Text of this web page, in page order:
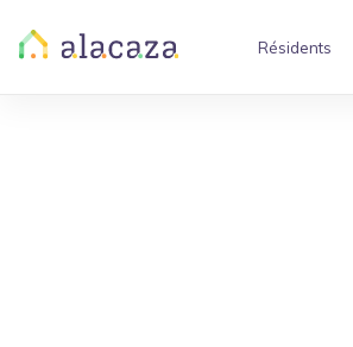
Résidents